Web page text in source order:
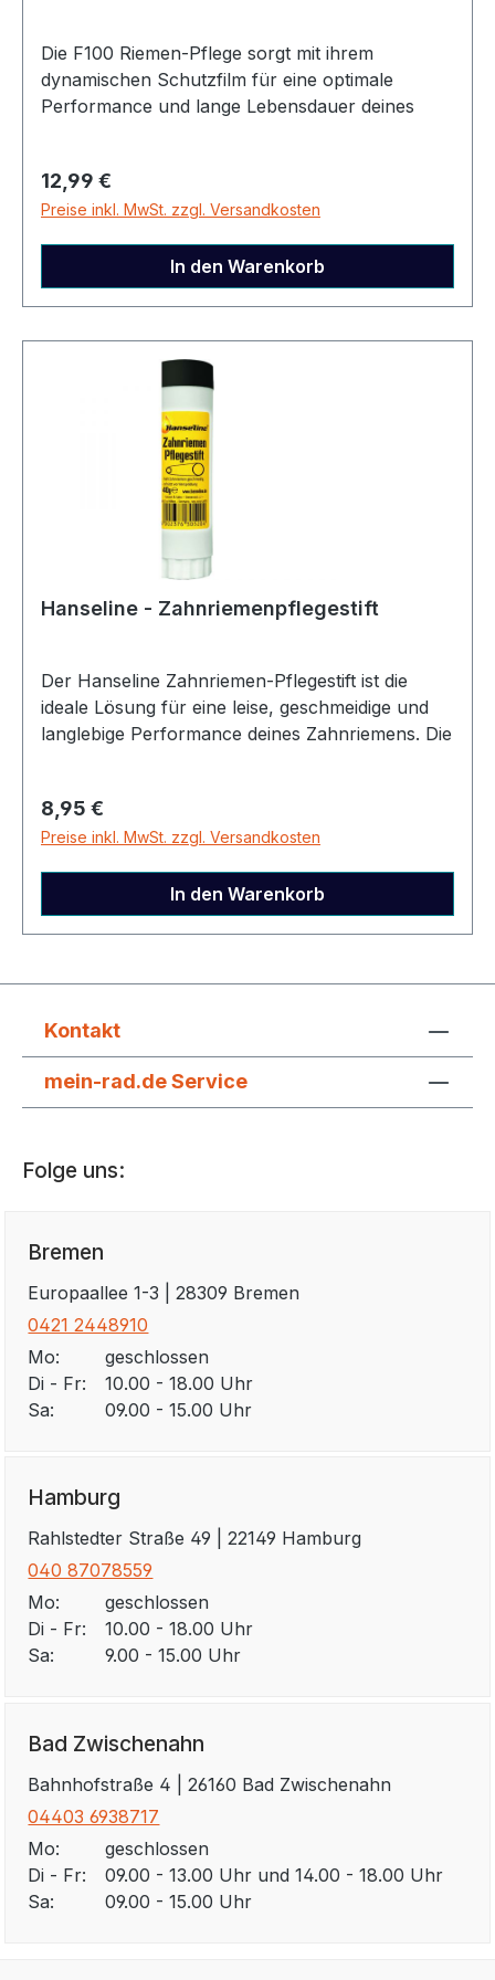
Die F100 Riemen-Pflege sorgt mit ihrem
dynamischen Schutzfilm für eine optimale
Performance und lange Lebensdauer deines
und verbessert die Laufruhe sowie
Geschmeidigkeit deines Antriebs. ✔ Dynamischer
äußeren Einflüssen.✔ Hohe Wasserabweisung –
Verhindert Feuchtigkeitsaufnahme und
den Riemen länger sauber.✔ Steigert die
Laufruhe – Für eine geschmeidige und leise
Fahrt.✔ Verlängert die Lebensdauer – Schützt
vor Verschleiß und Materialermüdung. Inhalt
100 ml Gebindeart Aerosoldose Artikelnummer
Regulärer Preis:
12,99 €
Preise inkl. MwSt. zzgl. Versandkosten
In den Warenkorb
Hanseline - Zahnriemenpflegestift
Der Hanseline Zahnriemen-Pflegestift ist die
ideale Lösung für eine leise, geschmeidige und
langlebige Performance deines Zahnriemens. Die
vor vorzeitiger Alterung, Ankleben und
Anfrieren. ✔ Reduziert Geräusche – Kein
Langanhaltender Schutz – Verhindert vorzeitige
Alterung & Versprödung.✔ Glättende Wirkung –
Maschinen.✔ Einfache Anwendung – Direkt auf
Ober-, Unter- und Seitenflächen auftragen.
Geeignet für Zahnriemen Inhalt 40 g
Artikelnummer 03560042
Regulärer Preis:
8,95 €
Preise inkl. MwSt. zzgl. Versandkosten
In den Warenkorb
Kontakt
mein-rad.de Service
Folge uns:
Bremen
Europaallee 1-3 | 28309 Bremen
0421 2448910
Mo:
geschlossen
Di - Fr:
10.00 - 18.00 Uhr
Sa:
09.00 - 15.00 Uhr
Hamburg
Rahlstedter Straße 49 | 22149 Hamburg
040 87078559
Mo:
geschlossen
Di - Fr:
10.00 - 18.00 Uhr
Sa:
9.00 - 15.00 Uhr
Bad Zwischenahn
Bahnhofstraße 4 | 26160 Bad Zwischenahn
04403 6938717
Mo:
geschlossen
Di - Fr:
09.00 - 13.00 Uhr und 14.00 - 18.00 Uhr
Sa:
09.00 - 15.00 Uhr